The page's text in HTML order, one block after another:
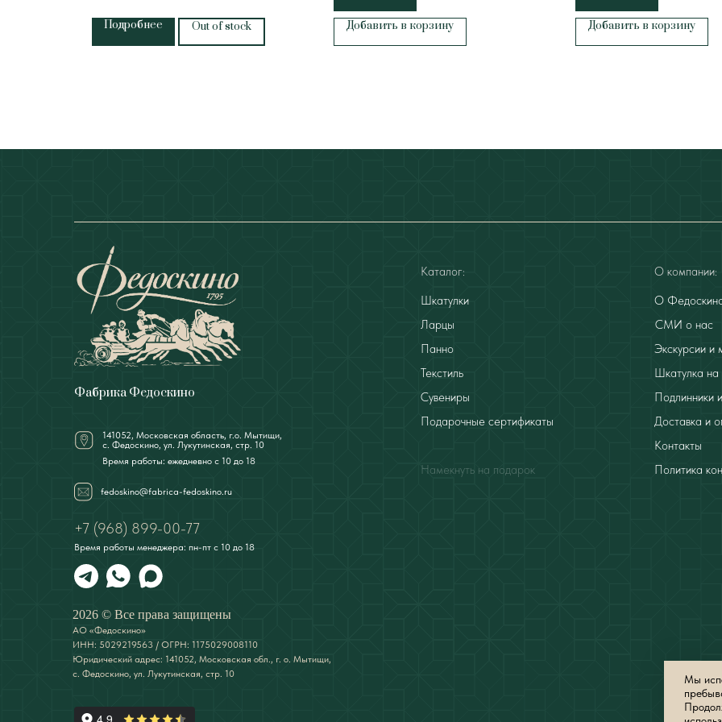
Подробнее Out of stock Добавить в корзину Добавить в корзину
141052, Московская область, г.о. Мытищи,
с. Федоскино, ул. Лукутинская, стр. 10
Фабрика Федоскино
+7 (968) 899-00-77
АО «Федоскино»
ИНН: 5029219563 / ОГРН: 1175029008110
Юридический адрес: 141052, Московская обл., г. о. Мытищи,
с. Федоскино, ул. Лукутинская, стр. 10
2026 © Все права защищены
Время работы: ежедневно с 10 до 18
Время работы менеджера: пн-пт с 10 до 18
Каталог:
Шкатулки
Ларцы
Панно
Текстиль
Сувениры
Подарочные сертификаты
Намекнуть на подарок
О компании:
О
Контакты
Экскурсии и
Подлинники
Доставка и
fedoskino@fabrica-fedoskino.ru
Шкатулка на
Политика
СМИ о нас
Мы